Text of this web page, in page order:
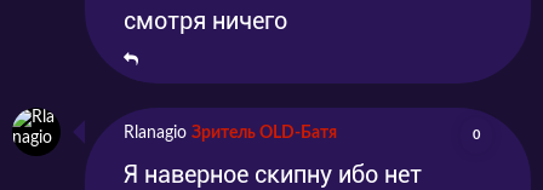
смотря ничего
Rlanagio Зритель OLD-Батя 0
Я наверное скипну ибо нет